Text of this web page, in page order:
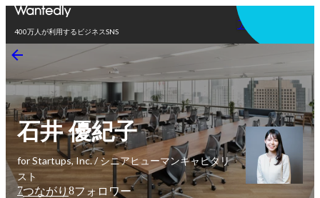
400万人が利用するビジネスSNS
アプリを使う
石井 優紀子
for Startups, Inc. / シニアヒューマンキャピタリ
スト
7つながり 8フォロワー